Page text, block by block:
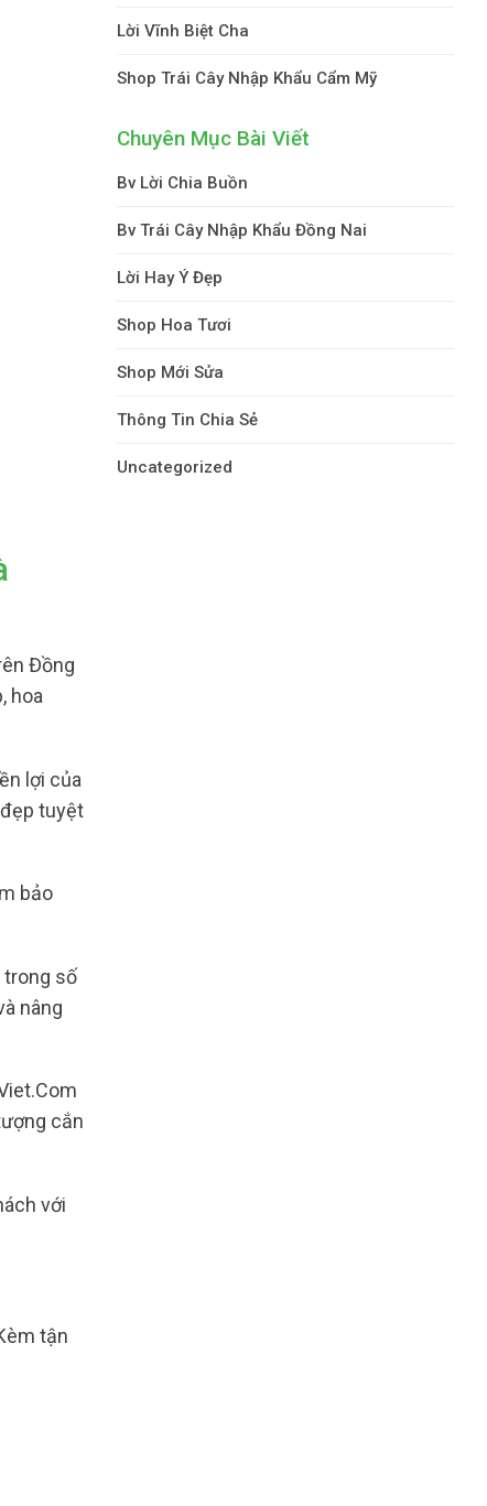
Đồng
hoa
lợi của
tuyệt
bảo
trong số
nâng
cắn
với
tận
Lời Vĩnh Biệt Cha
Shop Trái Cây Nhập Khẩu Cẩm Mỹ
Chuyên Mục Bài Viết
Bv Lời Chia Buồn
Bv Trái Cây Nhập Khẩu Đồng Nai
Lời Hay Ý Đẹp
Shop Hoa Tươi
Shop Mới Sửa
Thông Tin Chia Sẻ
Uncategorized